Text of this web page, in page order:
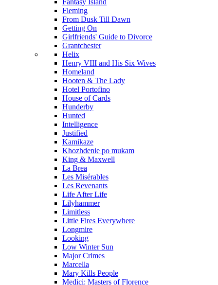
Fantasy Island
Fleming
From Dusk Till Dawn
Getting On
Girlfriends' Guide to Divorce
Grantchester
Helix
Henry VIII and His Six Wives
Homeland
Hooten & The Lady
Hotel Portofino
House of Cards
Hunderby
Hunted
Intelligence
Justified
Kamikaze
Khozhdenie po mukam
King & Maxwell
La Brea
Les Misérables
Les Revenants
Life After Life
Lilyhammer
Limitless
Little Fires Everywhere
Longmire
Looking
Low Winter Sun
Major Crimes
Marcella
Mary Kills People
Medici: Masters of Florence